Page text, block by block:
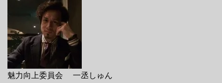
魅力向上委員会 一丞しゅん